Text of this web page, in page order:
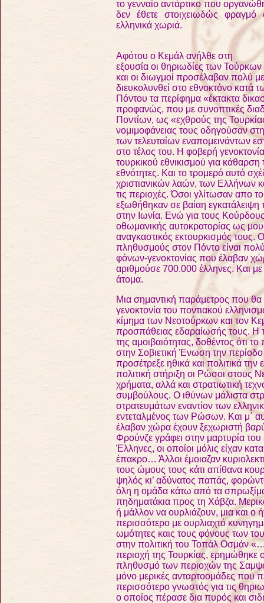
το γενναίο αντάρτικο που
δεν έθετε στοιχειωδώς φραγμό
ελληνικά χωριά.
Αφότου ο Κεμάλ ανήλθε στη
εξουσία οι θηριωδίες των Τούρκων
και οι διωγμοί προσέλαβαν πολύ
διευκολυνθεί στο εθνοκτόνο κατά
Πόντου τα περίφημα «έκτακτα
προφανώς, που με συνοπτικές
Ποντίων, ως «εχθρούς της
νομιμοφάνειας τους οδηγούσαν
των τελευταίων εναπομεινάντων
στο τέλος του. Η φοβερή
τουρκικού εθνικισμού για
εθνότητες. Και το τρομερό αυτό
χριστιανικών λαών, των Ελλήνων
τις περιοχές. Όσοι γλίτωσαν απο
εξωθήθηκαν σε βαίαη
στην Ιωνία. Ενώ για τους
οθωμανικής αυτοκρατορίας ως
αναγκαστικός εκτουρκισμός τους.
πληθυσμούς στον Πόντο είναι πολύ
φόνων-γενοκτονίας που έλαβαν
αριθμούσε 700.000 έλληνες. Και
άτομα.
Μια σημαντική παράμετρος που
γενοκτονία του ποντιακού
κίμημα των Νεοτούρκων και τον
προσπάθειας εδαραίωσής τους. Η
της αμοιβαιότητας, δοθέντος ότι
στην Σοβιετική Ένωση την
προσέτρεξε ηθικά και πολιτικά
πολιτική στήριξη οι Ρώσοι στους
χρήματα, αλλά και στρατιωτική
συμβούλους. Ο ιθύνων μάλιστα
στρατευμάτων εναντίον των
εντεταλμένος των Ρώσων. Και μ΄
έλαβαν χώρα έχουν ξεχωριστή
Φρούνζε γράφει στην μαρτυρία του
Έλληνες, οι οποίοι μόλις είχαν
έπακρο… Άλλοι έμοιαζαν
τους ώμους τους κάτι απίθανα
ψηλός κι’ αδύνατος παπάς,
όλη η ομάδα κάτω από τα
πηδηματάκια προς τη Χάβζα.
ή μάλλον να ουρλιάζουν, μια και ο
περισσότερο με ουρλιαχτό
ωμότητες καις τους φόνους των
στην πολιτική του Τοπάλ Οσμάν
περιοχή της Τουρκίας, ερημώθηκε
πληθυσμό των περιοχών της
μόνο μερικές ανταρτοομάδες που
περισσότερο γνωστός για τις
ο οποίος πέρασε δια πυρός και